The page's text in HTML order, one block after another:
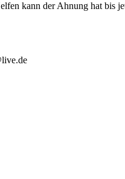
kann der Ahnung hat bis